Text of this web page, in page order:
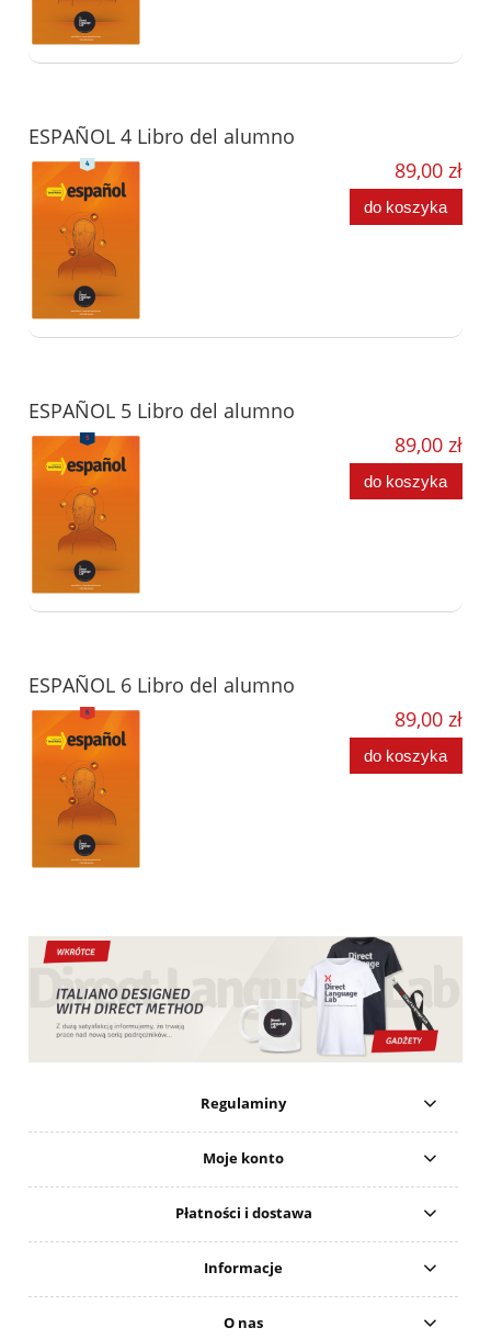
ESPAÑOL 4 Libro del alumno
89,00 zł
do koszyka
ESPAÑOL 5 Libro del alumno
89,00 zł
do koszyka
ESPAÑOL 6 Libro del alumno
89,00 zł
do koszyka
Regulaminy
Moje konto
Płatności i dostawa
Informacje
O nas